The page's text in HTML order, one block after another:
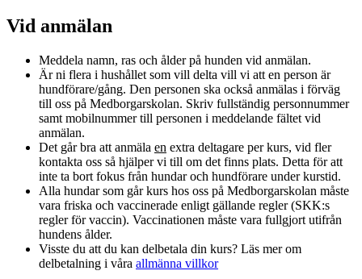
Vid anmälan
Meddela namn, ras och ålder på hunden vid anmälan.
Är ni flera i hushållet som vill delta vill vi att en person är
hundförare/gång. Den personen ska också anmälas i förväg
till oss på Medborgarskolan. Skriv fullständig personnummer
samt mobilnummer till personen i meddelande fältet vid
anmälan.
Det går bra att anmäla en extra deltagare per kurs, vid fler
kontakta oss så hjälper vi till om det finns plats. Detta för att
inte ta bort fokus från hundar och hundförare under kurstid.
Alla hundar som går kurs hos oss på Medborgarskolan måste
vara friska och vaccinerade enligt gällande regler (SKK:s
regler för vaccin). Vaccinationen måste vara fullgjort utifrån
hundens ålder.
Visste du att du kan delbetala din kurs? Läs mer om
delbetalning i våra allmänna villkor